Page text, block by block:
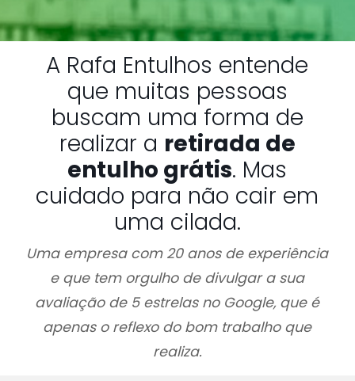
A Rafa Entulhos entende
que muitas pessoas
buscam uma forma de
realizar a retirada de
entulho grátis. Mas
cuidado para não cair em
uma cilada.
Uma empresa com 20 anos de experiência
e que tem orgulho de divulgar a sua
avaliação de 5 estrelas no Google, que é
apenas o reflexo do bom trabalho que
realiza.